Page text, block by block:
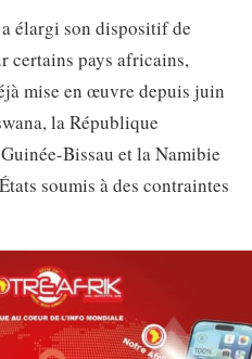
élargi son dispositif de
certains pays africains,
mise en œuvre depuis juin
la République
Bissau et la Namibie
soumis à des contraintes